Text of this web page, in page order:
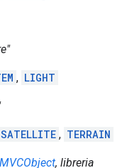
, LIGHT
SATELLITE , TERRAIN
MVCObject, libreria